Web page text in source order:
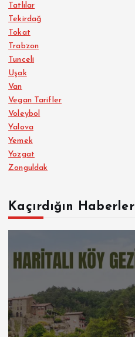
Tatlılar
Tekirdağ
Tokat
Trabzon
Tunceli
Uşak
Van
Vegan Tarifler
Voleybol
Yalova
Yemek
Yozgat
Zonguldak
Kaçırdığın Haberler